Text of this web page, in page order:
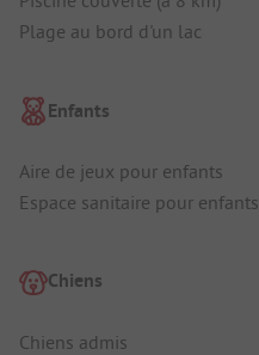
Plage au bord d'un lac
Enfants
Aire de jeux pour enfants
Espace sanitaire pour enfants
Chiens
Chiens admis